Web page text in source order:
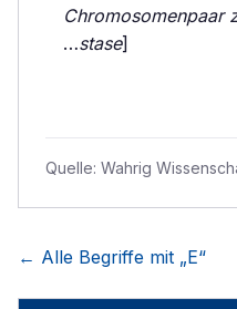
Chromosomenpaar
…stase]
Quelle: Wahrig
← Alle Begriffe mit „E“